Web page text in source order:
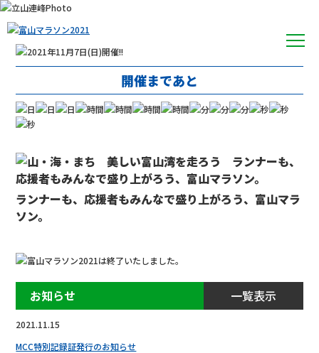
開催まであと
ランナーも、応援者もみんなで盛り上がろう、富山マラ
ソン。
お知らせ 一覧表示
2021.11.15
MCC特別記録証発行のお知らせ